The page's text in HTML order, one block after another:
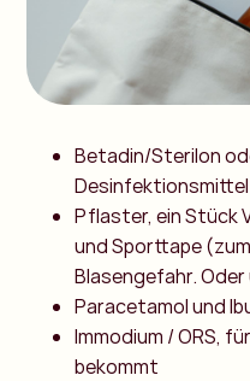
Betadin/Sterilon
Desinfektionsmittel
Pflaster, ein Stück
und Sporttape
Blasengefahr. Oder
Paracetamol und
Immodium / ORS,
bekommt